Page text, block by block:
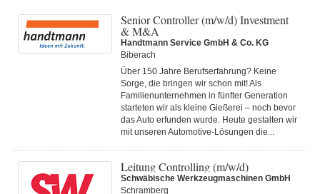
Senior Controller (m/w/d) Investment
& M&A
Handtmann Service GmbH & Co. KG
Biberach
Über 150 Jahre Berufserfahrung? Keine
Sorge, die bringen wir schon mit! Als
Familienunternehmen in fünfter Generation
starteten wir als kleine Gießerei – noch bevor
das Auto erfunden wurde. Heute gestalten wir
mit unseren Automotive-Lösungen die...
Leitung Controlling (m/w/d)
Schwäbische Werkzeugmaschinen GmbH
Schramberg